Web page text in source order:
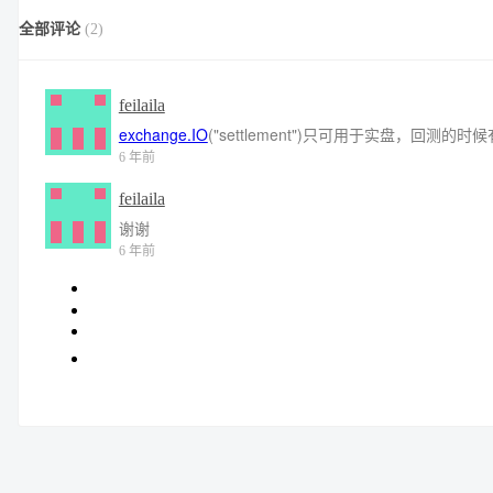
全部评论 (2)
feilaila
exchange.IO("settlement")只可用于实盘，回测的时候
6 年前
feilaila
谢谢
6 年前